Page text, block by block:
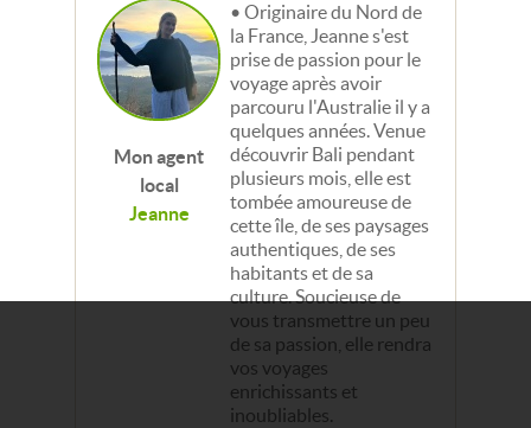
Mon agent
local
Jeanne
Originaire du Nord de
la France, Jeanne s'est
prise de passion pour le
voyage après avoir
parcouru l'Australie il y a
quelques années. Venue
découvrir Bali pendant
plusieurs mois, elle est
tombée amoureuse de
cette île, de ses paysages
authentiques, de ses
habitants et de sa
culture. Soucieuse de
vous transmettre un peu
de sa passion, elle rendra
vos voyages
enrichissants et
inoubliables.